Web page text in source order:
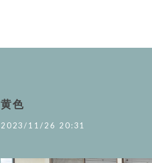
黄色
2023/11/26 20:31